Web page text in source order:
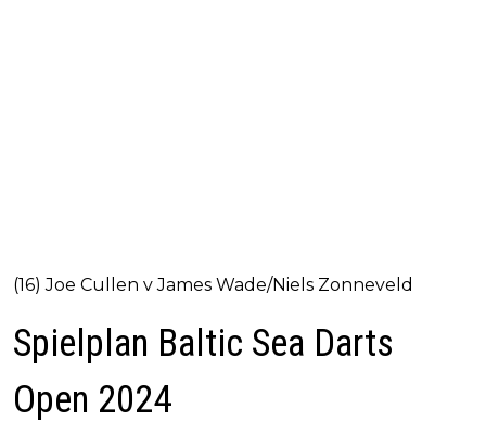
(16) Joe Cullen v James Wade/Niels Zonneveld
Spielplan Baltic Sea Darts
Open 2024